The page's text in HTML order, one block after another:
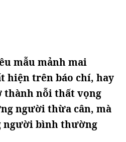
mẫu mảnh mai
hiện trên báo chí, hay
nỗi thất vọng
người thừa cân, mà
người bình thường